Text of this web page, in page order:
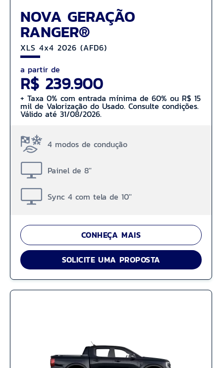
NOVA GERAÇÃO
RANGER®
XLS 4x4 2026 (AFD6)
a partir de
R$ 239.900
+ Taxa 0% com entrada mínima de 60% ou R$ 15
mil de Valorização do Usado. Consulte condições.
Válido até 31/08/2026.
4 modos de condução
Painel de 8''
Sync 4 com tela de 10''
CONHEÇA MAIS
SOLICITE UMA PROPOSTA